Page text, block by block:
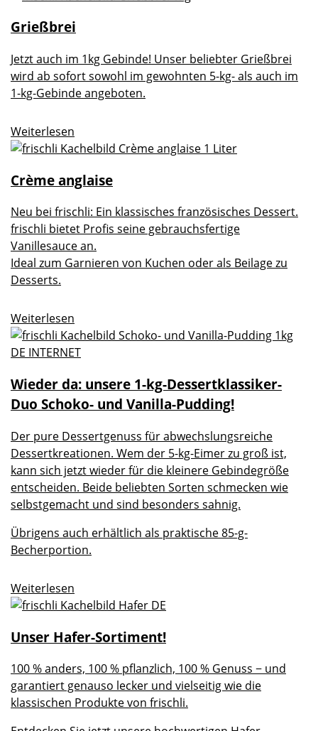
Grießbrei
Jetzt auch im 1kg Gebinde! Unser beliebter Grießbrei
wird ab sofort sowohl im gewohnten 5-kg- als auch im
1-kg-Gebinde angeboten.
Weiterlesen
Crème anglaise
Neu bei frischli: Ein klassisches französisches Dessert.
frischli bietet Profis seine gebrauchsfertige
Vanillesauce an.
Ideal zum Garnieren von Kuchen oder als Beilage zu
Desserts.
Weiterlesen
Wieder da: unsere 1-kg-Dessertklassiker-
Duo Schoko- und Vanilla-Pudding!
Der pure Dessertgenuss für abwechslungsreiche
Dessertkreationen. Wem der 5-kg-Eimer zu groß ist,
kann sich jetzt wieder für die kleinere Gebindegröße
entscheiden. Beide beliebten Sorten schmecken wie
selbstgemacht und sind besonders sahnig.
Übrigens auch erhältlich als praktische 85-g-
Becherportion.
Weiterlesen
Unser Hafer-Sortiment!
100 % anders, 100 % pflanzlich, 100 % Genuss − und
garantiert genauso lecker und vielseitig wie die
klassischen Produkte von frischli.